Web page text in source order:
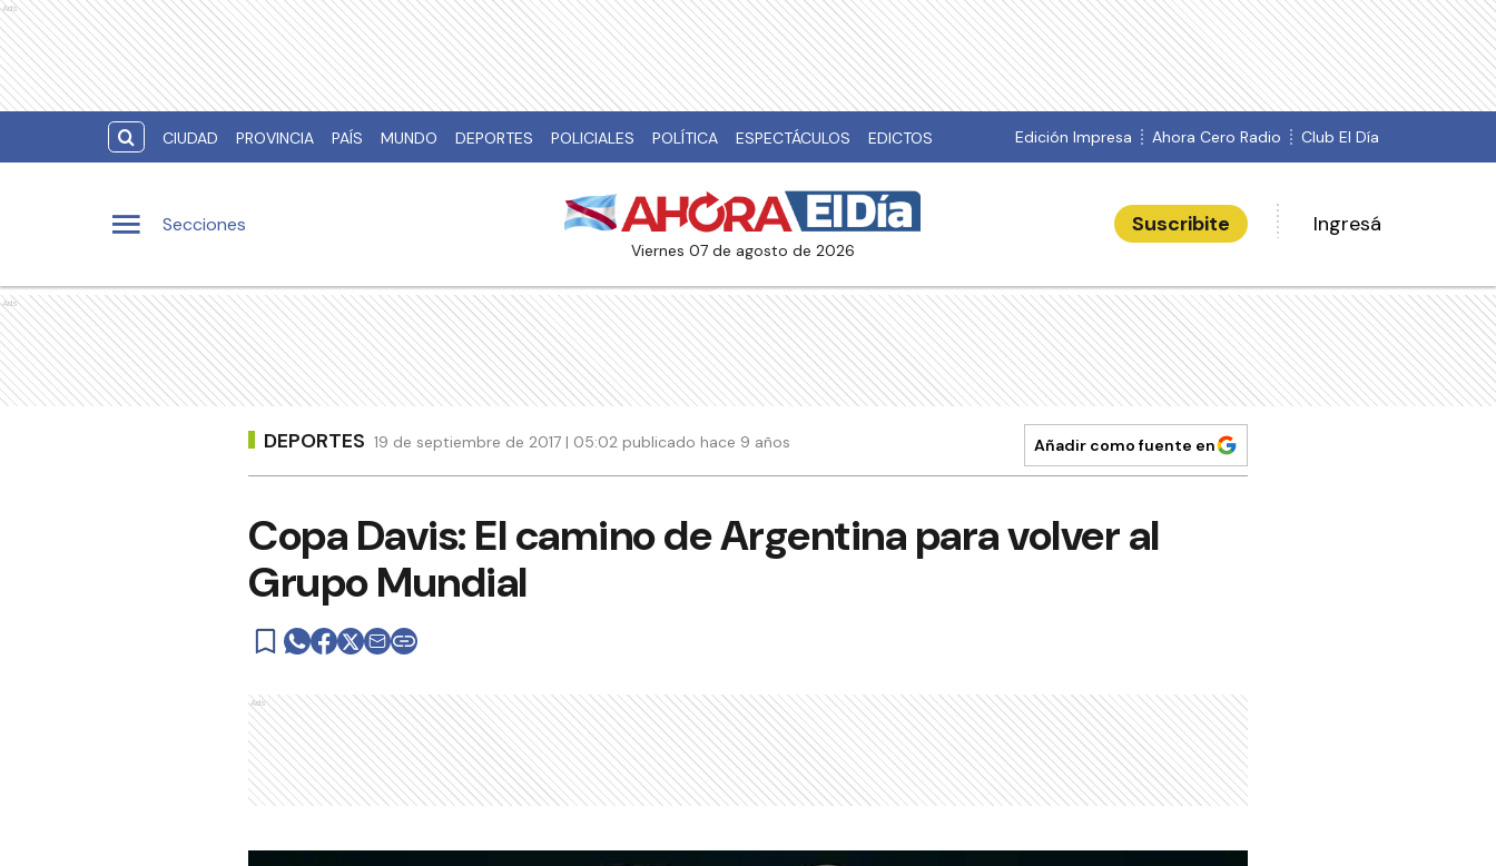
Ads
CIUDAD PROVINCIA PAÍS MUNDO DEPORTES POLICIALES POLÍTICA ESPECTÁCULOS EDICTOS Edición Impresa Ahora Cero Radio Club El Día
Secciones
viernes 07 de agosto de 2026
Suscribite Ingresá
Ads
DEPORTES 19 de septiembre de 2017 | 05:02 publicado hace 9 años Añadir como fuente en
Copa Davis: El camino de Argentina para volver al
Grupo Mundial
Ads